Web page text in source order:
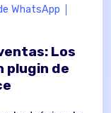
WhatsApp
Los
plugin de